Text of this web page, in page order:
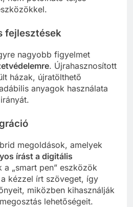
fejlesztések
nagyobb figyelmet
. Újrahasznosított
házak, újratölthető
anyagok használata
megoldások, amelyek
írást a digitális
a „smart pen” eszközök
kézzel írt szöveget, így
miközben kihasználják
lehetőségeit.